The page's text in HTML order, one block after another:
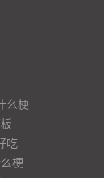
么梗
吃
梗